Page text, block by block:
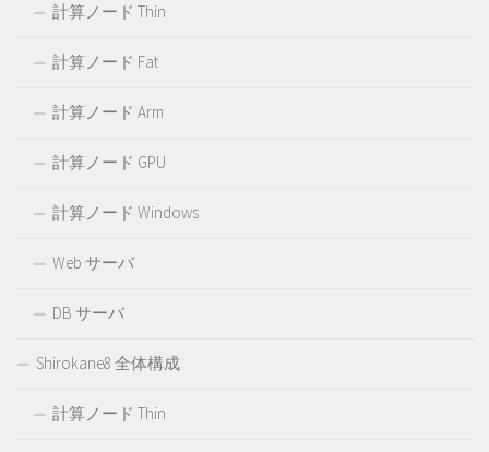
計算ノード Thin
計算ノード Fat
計算ノード Arm
計算ノード GPU
計算ノード Windows
Web サーバ
DB サーバ
Shirokane8 全体構成
計算ノード Thin